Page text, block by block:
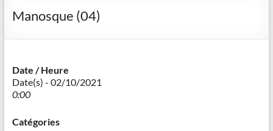
actes
Cazeneuve
Manosque (04)
Date / Heure
Date(s) - 02/10/2021
0:00
Catégories